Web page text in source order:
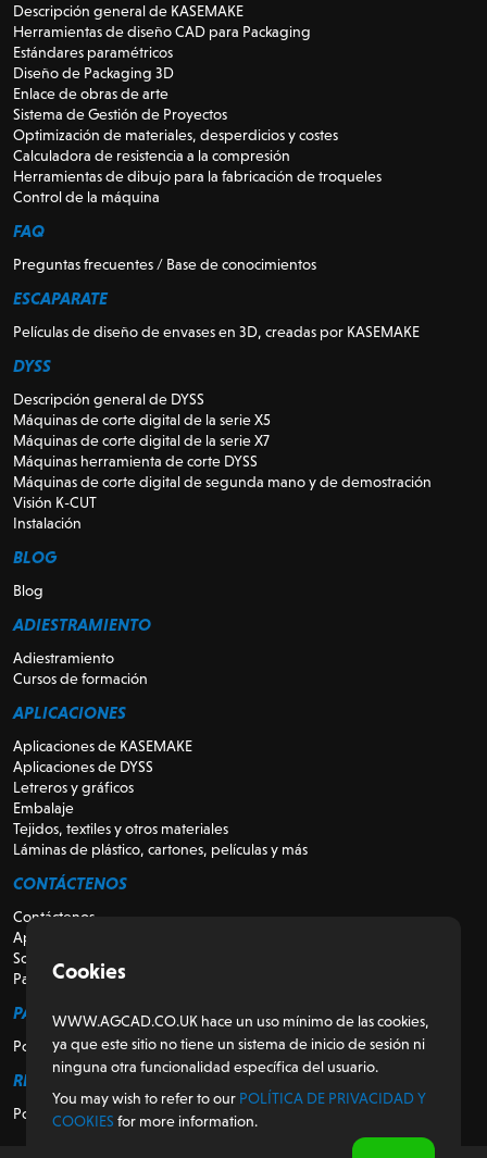
Descripción general de KASEMAKE
Herramientas de diseño CAD para Packaging
Estándares paramétricos
Diseño de Packaging 3D
Enlace de obras de arte
Sistema de Gestión de Proyectos
Optimización de materiales, desperdicios y costes
Calculadora de resistencia a la compresión
Herramientas de dibujo para la fabricación de troqueles
Control de la máquina
FAQ
Preguntas frecuentes / Base de conocimientos
ESCAPARATE
Películas de diseño de envases en 3D, creadas por KASEMAKE
DYSS
Descripción general de DYSS
Máquinas de corte digital de la serie X5
Máquinas de corte digital de la serie X7
Máquinas herramienta de corte DYSS
Máquinas de corte digital de segunda mano y de demostración
Visión K-CUT
Instalación
BLOG
Blog
ADIESTRAMIENTO
Adiestramiento
Cursos de formación
APLICACIONES
Aplicaciones de KASEMAKE
Aplicaciones de DYSS
Letreros y gráficos
Embalaje
Tejidos, textiles y otros materiales
Láminas de plástico, cartones, películas y más
CONTÁCTENOS
Contáctenos
Apoyo
Sobre nosotros
Para revendedores
PARA LOS CLIENTES
Portal del cliente
REGULADOR
Política de privacidad y cookies
Cookies
WWW.AGCAD.CO.UK hace un uso mínimo de las cookies,
ya que este sitio no tiene un sistema de inicio de sesión ni
ninguna otra funcionalidad específica del usuario.
You may wish to refer to our POLÍTICA DE PRIVACIDAD Y
COOKIES for more information.